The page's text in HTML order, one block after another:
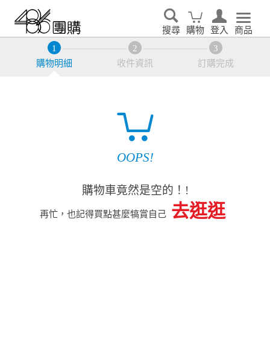
搜尋 購物 登入 商品
購物明細 收件資訊 訂購完成
OOPS!
購物車竟然是空的！!
再忙，也記得買點甚麼犒賞自己 去逛逛